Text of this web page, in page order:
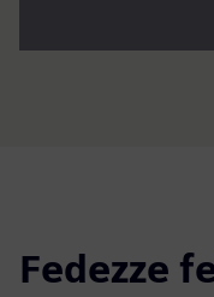
Fedezze